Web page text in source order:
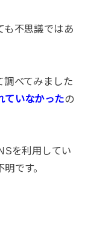
も不思議ではあ
調べてみました
ていなかったの
を利用してい
です。